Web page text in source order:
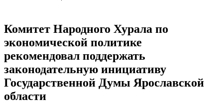
Комитет Народного Хурала по
экономической политике
рекомендовал поддержать
законодательную инициативу
Государственной Думы Ярославской
области